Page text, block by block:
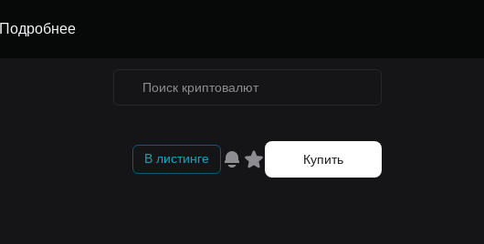
Подробнее
В листинге Купить